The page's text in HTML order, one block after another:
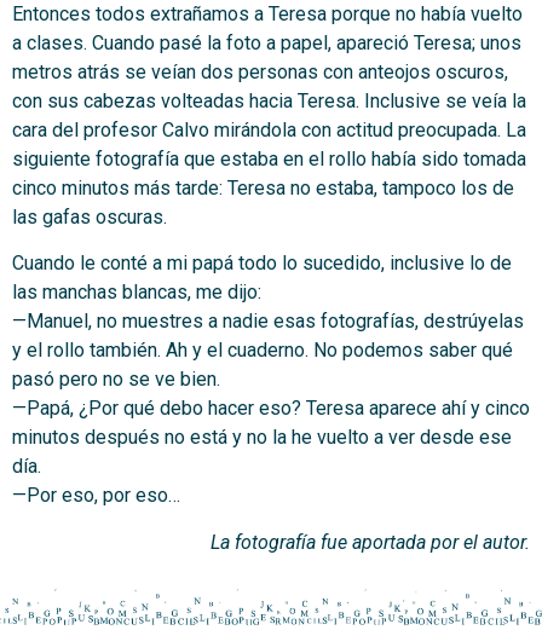
Entonces todos extrañamos a Teresa porque no había vuelto
a clases. Cuando pasé la foto a papel, apareció Teresa; unos
metros atrás se veían dos personas con anteojos oscuros,
con sus cabezas volteadas hacia Teresa. Inclusive se veía la
cara del profesor Calvo mirándola con actitud preocupada. La
siguiente fotografía que estaba en el rollo había sido tomada
cinco minutos más tarde: Teresa no estaba, tampoco los de
las gafas oscuras.
Cuando le conté a mi papá todo lo sucedido, inclusive lo de
las manchas blancas, me dijo:
—Manuel, no muestres a nadie esas fotografías, destrúyelas
y el rollo también. Ah y el cuaderno. No podemos saber qué
pasó pero no se ve bien.
—Papá, ¿Por qué debo hacer eso? Teresa aparece ahí y cinco
minutos después no está y no la he vuelto a ver desde ese
día.
—Por eso, por eso…
La fotografía fue aportada por el autor.